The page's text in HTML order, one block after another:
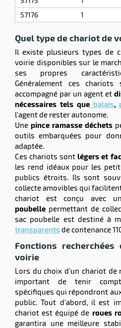
57176
1
Quel type de chariot de
Il existe plusieurs types de
voirie disponibles sur le
ses propres
Généralement ces
accompagné par un agent et
nécessaires tels quebalais,
l'agent de rester autonome.
Une pince ramasse déchets
outils embarquées pour
adaptée.
Ces chariots sont légers et
les rend idéaux pour les
publics étroits. Ils sont
collecte amovibles qui
chariot est conçu avec
poubelle permettant de
sac poubelle est destiné à
transparents de contenance
Fonctions
voirie
Lors du choix d'un chariot de
important de tenir
spécifiques qui répondront
public. Tout d'abord, il est
chariot est équipé de roues
garantira une meilleure